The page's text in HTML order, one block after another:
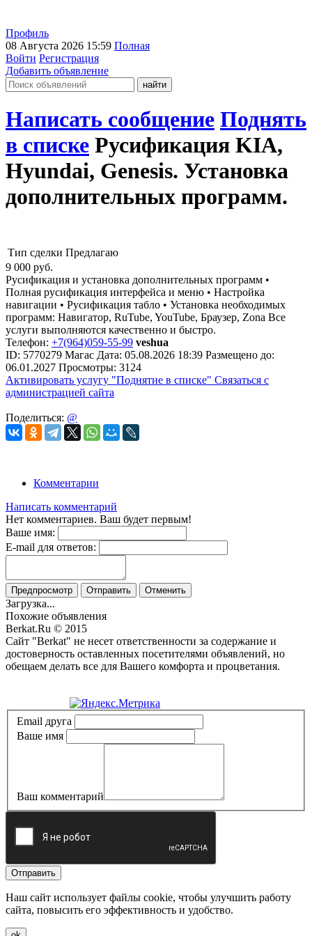
Профиль
08 Августа 2026 15:59 Полная
Войти Регистрация
Добавить объявление
Написать сообщение Поднять
в списке Русификация KIA,
Hyundai, Genesis. Установка
дополнительных программ.
Тип сделки Предлагаю
9 000 руб.
Русификация и установка дополнительных программ •
Полная русификация интерфейса и меню • Настройка
навигации • Русификация табло • Установка необходимых
программ: Навигатор, RuTube, YouTube, Браузер, Zona Все
услуги выполняются качественно и быстро.
Телефон: +7(964)059-55-99 veshua
ID: 5770279 Магас Дата: 05.08.2026 18:39 Размещено до:
06.01.2027 Просмотры: 3124
Активировать услугу "Поднятие в списке" Связаться с
администрацией сайта
Поделиться: @
Комментарии
Написать комментарий
Нет комментариев. Ваш будет первым!
Ваше имя:
E-mail для ответов:
Предпросмотр Отправить Отменить
Загрузка...
Похожие объявления
Berkat.Ru © 2015
Сайт "Berkat" не несет ответственности за содержание и
достоверность оставленных посетителями объявлений, но
обещаем делать все для Вашего комфорта и процветания.
Email друга
Ваше имя
Ваш комментарий
Отправить
Наш сайт использует файлы cookie, чтобы улучшить работу
сайта, повысить его эффективность и удобство.